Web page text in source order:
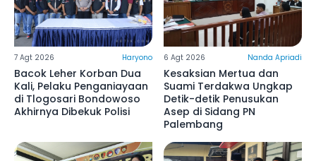
7 Agt 2026 Haryono
Bacok Leher Korban Dua
Kali, Pelaku Penganiayaan
di Tlogosari Bondowoso
Akhirnya Dibekuk Polisi
6 Agt 2026 Nanda Apriadi
Kesaksian Mertua dan
Suami Terdakwa Ungkap
Detik-detik Penusukan
Asep di Sidang PN
Palembang